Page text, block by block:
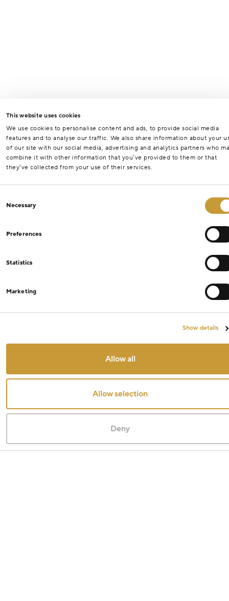
This website uses cookies
We use cookies to personalise content and ads, to provide social media
features and to analyse our traffic. We also share information about your
of our site with our social media, advertising and analytics partners who
combine it with other information that you’ve provided to them or that
they’ve collected from your use of their services.
Selection
Necessary
Preferences
Statistics
Marketing
Show details
Allow all
Allow selection
Deny